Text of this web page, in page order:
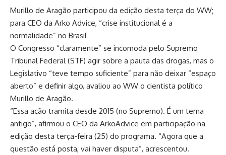
Murillo de Aragão participou da edição desta terça do WW;
para CEO da Arko Advice, “crise institucional é a
normalidade” no Brasil
O Congresso “claramente” se incomoda pelo Supremo
Tribunal Federal (STF) agir sobre a pauta das drogas, mas o
Legislativo “teve tempo suficiente” para não deixar “espaço
aberto” e definir algo, avaliou ao WW o cientista político
Murillo de Aragão.
“Essa ação tramita desde 2015 (no Supremo). É um tema
antigo”, afirmou o CEO da ArkoAdvice em participação na
edição desta terça-feira (25) do programa. “Agora que a
questão está posta, vai haver disputa”, acrescentou.